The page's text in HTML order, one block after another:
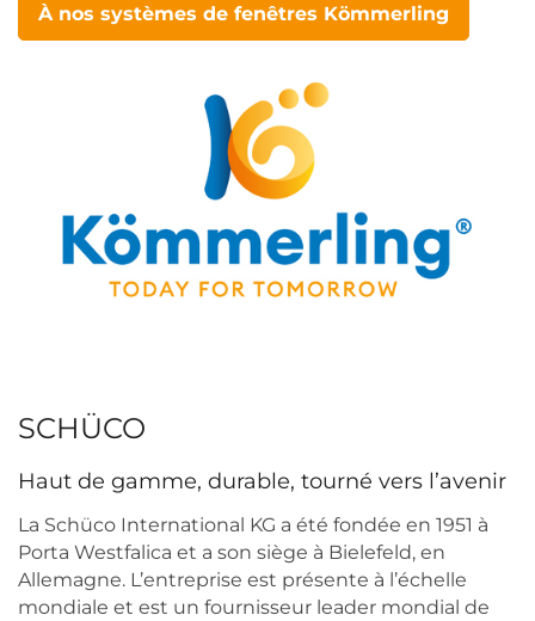
À nos systèmes de fenêtres Kömmerling
SCHÜCO
Haut de gamme, durable, tourné vers l’avenir
La Schüco International KG a été fondée en 1951 à
Porta Westfalica et a son siège à Bielefeld, en
Allemagne. L’entreprise est présente à l’échelle
mondiale et est un fournisseur leader mondial de